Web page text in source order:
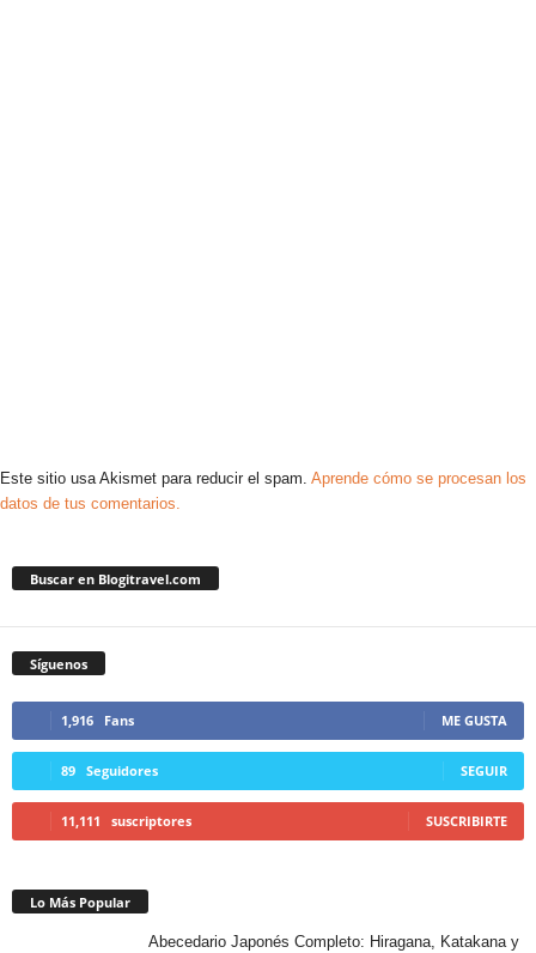
Este sitio usa Akismet para reducir el spam. Aprende cómo se procesan los
datos de tus comentarios.
Buscar en Blogitravel.com
Síguenos
1,916 Fans ME GUSTA
89 Seguidores SEGUIR
11,111 suscriptores SUSCRIBIRTE
Lo Más Popular
Abecedario Japonés Completo: Hiragana, Katakana y